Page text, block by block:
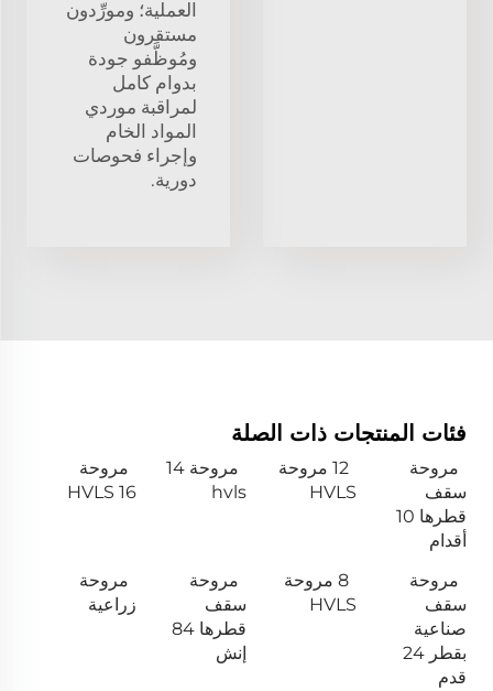
العملية؛ ومورِّدون
مستقرون
ومُوظَّفو جودة
بدوام كامل
لمراقبة موردي
المواد الخام
وإجراء فحوصات
دورية.
فئات المنتجات ذات الصلة
مروحة
سقف
قطرها 10
أقدام
12 مروحة
HVLS
مروحة 14
hvls
مروحة
HVLS 16
مروحة
سقف
صناعية
بقطر 24
قدم
8 مروحة
HVLS
مروحة
سقف
قطرها 84
إنش
مروحة
زراعية